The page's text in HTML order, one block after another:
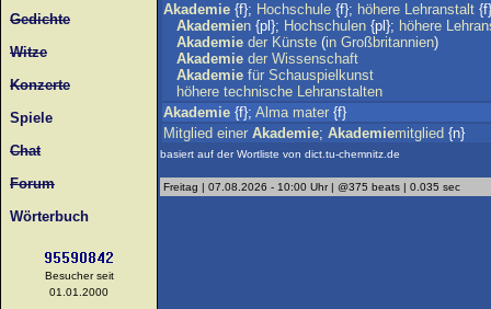
Gedichte
Witze
Konzerte
Spiele
Chat
Forum
Wörterbuch
Besucher seit
01.01.2000
Akademie {f}; Hochschule {f}; höhere Lehranstalt
Akademien {pl}; Hochschulen {pl}; höhere
Akademie der Künste (in Großbritannien)
Akademie der Wissenschaft
Akademie für Schauspielkunst
höhere technische Lehranstalten
Akademie {f}; Alma mater {f}
Mitglied einer Akademie; Akademiemitglied {n}
basiert auf der Wortliste von dict.tu-chemnitz.de
Freitag | 07.08.2026 - 10:00 Uhr | @375 beats | 0.035 sec